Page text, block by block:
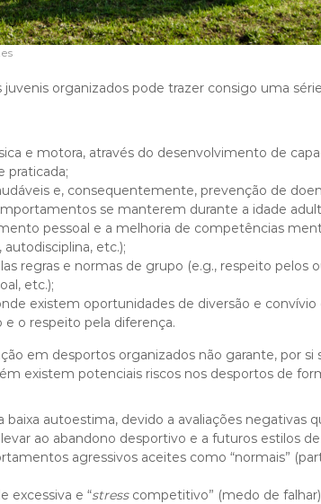
organizados pode trazer consigo uma
e motora, através do desenvolvimento de
praticada;
e, consequentemente, prevenção de
se manterem durante a idade
pessoal e a melhoria de competências
etc.);
regras e normas de grupo (e.g., respeito pelos
etc.);
existem oportunidades de diversão e convívio
o respeito pela diferença.
em desportos organizados não garante, por si
existem potenciais riscos nos desportos de
autoestima, devido a avaliações negativas
ao abandono desportivo e a futuros estilos
agressivos aceites como “normais”
excessiva e “stresscompetitivo” (medo de